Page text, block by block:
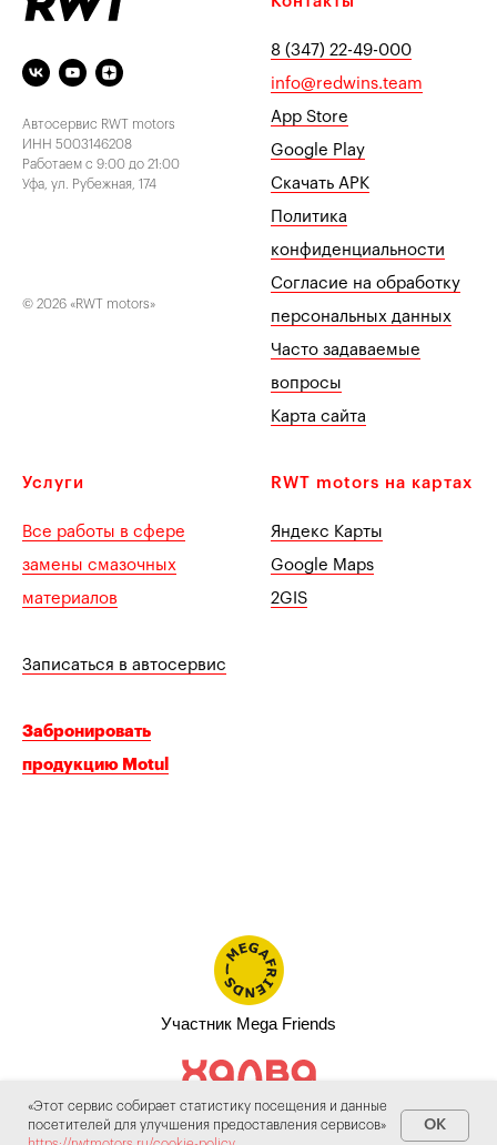
«Этот сервис собирает статистику посещения и данные
посетителей для улучшения предоставления сервисов»
OK
Автосервис RWT motors
ИНН 5003146208
Работаем с 9:00 до 21:00
Уфа, ул. Рубежная, 174
© 2026 «RWT motors»
8 (347) 22-49-000
info@redwins.team
App Store
Google Play
Скачать APK
Политика
конфиденциальности
Согласие на обработку
персональных данных
Часто задаваемые
вопросы
Карта сайта
Услуги
Все работы в сфере
замены смазочных
материалов
Записаться в автосервис
Забронировать
продукцию Motul
RWT motors на картах
Яндекс Карты
Google Maps
2GIS
Участник «Халва»
Участник Mega Friends